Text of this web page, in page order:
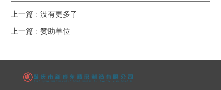
上一篇：没有更多了
上一篇：赞助单位